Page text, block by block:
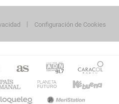
Configuración de Cookies